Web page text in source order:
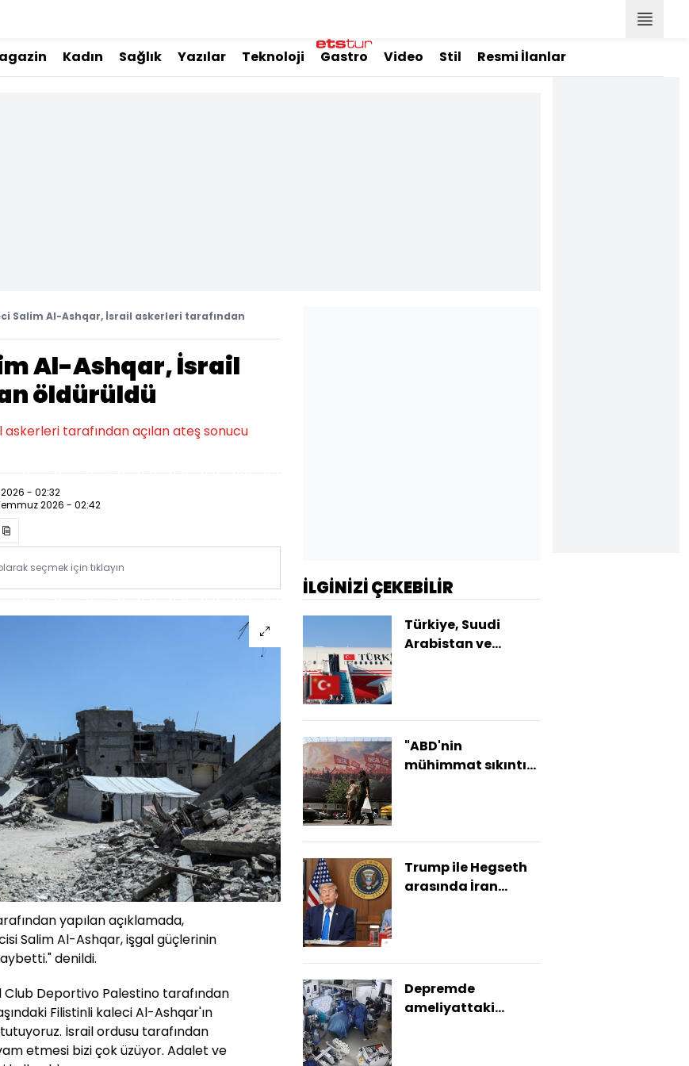
Kadın Sağlık Yazılar Teknoloji Gastro Video Stil Resmi İlanlar
Salim Al-Ashqar, İsrail askerleri tarafından
Al-Ashqar, İsrail
öldürüldü
askerleri tarafından açılan ateş sonucu
- 02:32
2026 - 02:42
seçmek için tıklayın
yapılan açıklamada,
Salim Al-Ashqar, işgal güçlerinin
denildi.
Club Deportivo Palestino tarafından
Filistinli kaleci Al-Ashqar'ın
İsrail ordusu tarafından
etmesi bizi çok üzüyor. Adalet ve
İLGİNİZİ ÇEKEBİLİR
Türkiye, Suudi
Arabistan ve
"ABD'nin
mühimmat sıkıntısı
Trump ile Hegseth
arasında İran
Depremde
ameliyattaki